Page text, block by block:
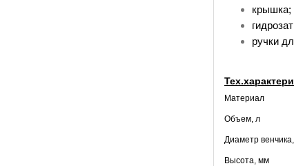
крышка;
ручки
Материал
Объем, л
Диаметр
Высота, мм